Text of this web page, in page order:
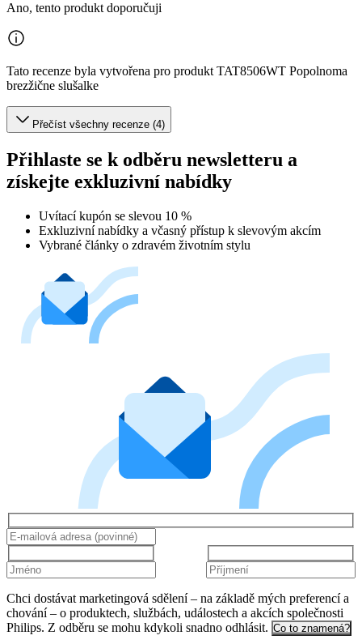
Ano, tento produkt doporučuji
Tato recenze byla vytvořena pro produkt TAT8506WT Popolnoma
brezžične slušalke
Přečíst všechny recenze (4)
Přihlaste se k odběru newsletteru a
získejte exkluzivní nabídky
Uvítací kupón se slevou 10 %
Exkluzivní nabídky a včasný přístup k slevovým akcím
Vybrané články o zdravém životním stylu
Chci dostávat marketingová sdělení – na základě mých preferencí a
chování – o produktech, službách, událostech a akcích společnosti
Philips. Z odběru se mohu kdykoli snadno odhlásit. Co to znamená?